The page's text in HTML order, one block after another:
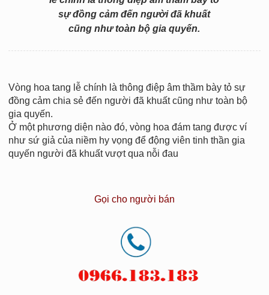
sự đồng cảm đến người đã khuất
cũng như toàn bộ gia quyến.
Vòng hoa tang lễ chính là thông điệp âm thầm bày tỏ sự
đồng cảm chia sẻ đến người đã khuất cũng như toàn bộ
gia quyến.
Ở một phương diện nào đó, vòng hoa đám tang được ví
như sứ giả của niềm hy vọng để động viên tinh thần gia
quyến người đã khuất vượt qua nỗi đau
Gọi cho người bán